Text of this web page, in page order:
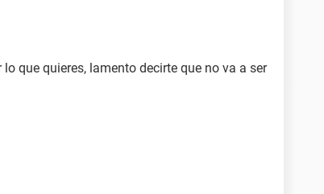
que quieres, lamento decirte que no va a ser